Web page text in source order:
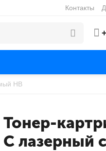
Контакты
HB
Тонер-
C лазерный